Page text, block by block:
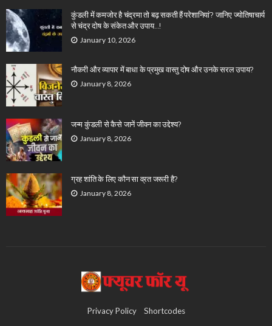
कुंडली में कमजोर है चंद्रमा तो बढ़ सकती हैं परेशानियां? जानिए ज्योतिषाचार्य
से चंद्र दोष के संकेत और उपाय…!
January 10, 2026
नौकरी और व्यापार में बाधा के प्रमुख वास्तु दोष और उनके सरल उपाय?
January 8, 2026
जन्म कुंडली से कैसे जानें जीवन का उद्देश्य?
January 8, 2026
ग्रह शांति के लिए कौन सा व्रत जरूरी है?
January 8, 2026
Privacy Policy Shortcodes